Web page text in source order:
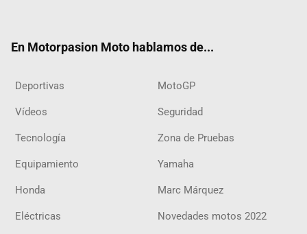
En Motorpasion Moto hablamos de...
Deportivas MotoGP
Vídeos Seguridad
Tecnología Zona de Pruebas
Equipamiento Yamaha
Honda Marc Márquez
Eléctricas Novedades motos 2022